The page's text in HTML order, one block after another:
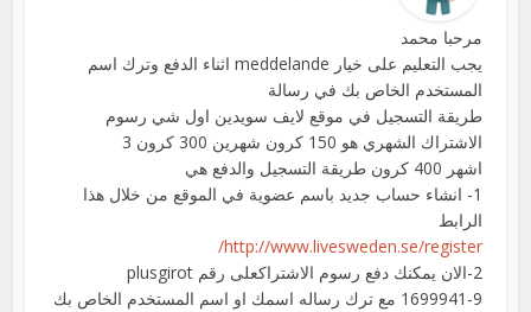
مرحبا محمد
يجب التعليم على خيار meddelande اثناء الدفع وترك اسم
المستخدم الخاص بك في رسالة
طريقة التسجيل في موقع لايف سويدين اول شي رسوم
الاشتراك الشهري هو 150 كرون شهرين 300 كرون 3
اشهر 400 كرون طريقة التسجيل والدفع هي
1- انشاء حساب جديد باسم عضوية في الموقع من خلال هذا
الرابط
http://www.livesweden.se/register/
2-الان يمكنك دفع رسوم الاشتراكعلى رقم plusgirot
1699941-9 مع ترك رساله اسمك او اسم المستخدم الخاص بك